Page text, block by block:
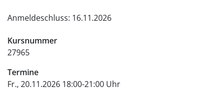
Anmeldeschluss: 16.11.2026
Kursnummer
27965
Termine
Fr., 20.11.2026 18:00-21:00 Uhr